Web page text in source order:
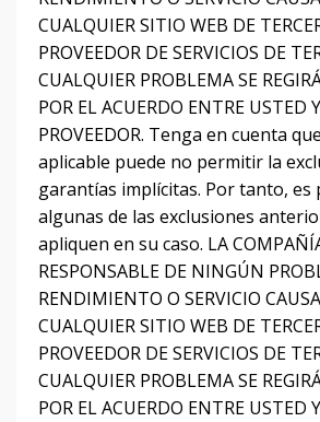
CUALQUIER SITIO WEB DE
PROVEEDOR DE SERVICIOS DE
CUALQUIER PROBLEMA SE
POR EL ACUERDO ENTRE USTED
PROVEEDOR. Tenga en cuenta
aplicable puede no permitir la
garantías implícitas. Por tanto, es
algunas de las exclusiones
apliquen en su caso. LA
RESPONSABLE DE NINGÚN
RENDIMIENTO O SERVICIO
CUALQUIER SITIO WEB DE
PROVEEDOR DE SERVICIOS DE
CUALQUIER PROBLEMA SE
POR EL ACUERDO ENTRE USTED